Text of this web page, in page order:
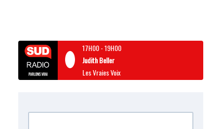
17H00-19H00
Judith Beller
Les Vraies Voix